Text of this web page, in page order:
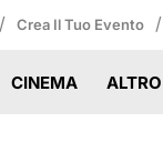
/ Crea Il Tuo Evento /
CINEMA ALTRO